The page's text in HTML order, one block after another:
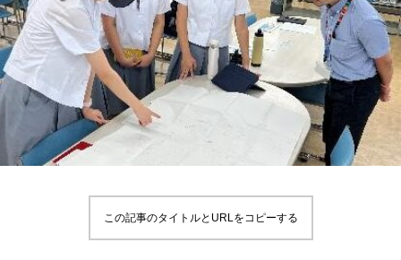
この記事のタイトルとURLをコピーする